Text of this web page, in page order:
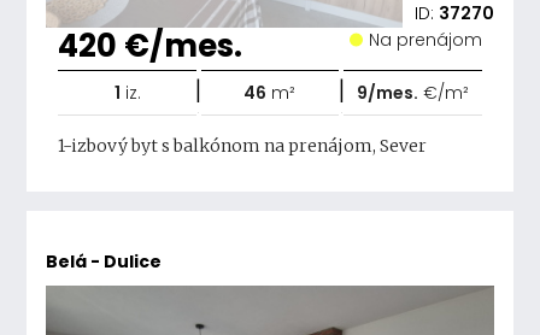
ID: 37270
420 €/mes. Na prenájom
1 iz. | 46 m² | 9/mes. €/m²
1-izbový byt s balkónom na prenájom, Sever
Belá - Dulice